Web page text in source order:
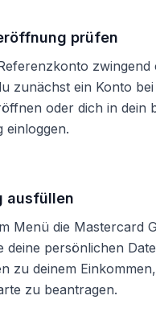
prüfen
zunächst ein Konto
oder dich in dein
einloggen.
ausfüllen
Menü die Mastercard
deine persönlichen
zu deinem
zu beantragen.